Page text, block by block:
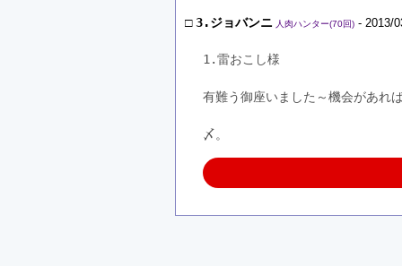
□3.ジョバンニ 人肉ハンター(70回) - 2013/
1.雷おこし様
有難う御座いました～機会があれ
〆。